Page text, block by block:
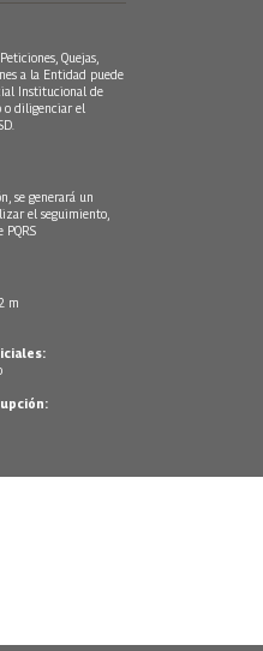
Quejas,
a la Entidad puede
Institucional de
o diligenciar el
se generará un
el seguimiento,
PQRS
m